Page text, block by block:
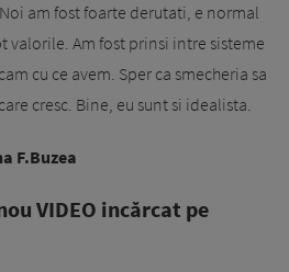
am fost foarte derutati, e normal
valorile. Am fost prinsi intre sisteme
cu ce avem. Sper ca smecheria sa
cresc. Bine, eu sunt si idealista.
F.Buzea
VIDEO incărcat pe